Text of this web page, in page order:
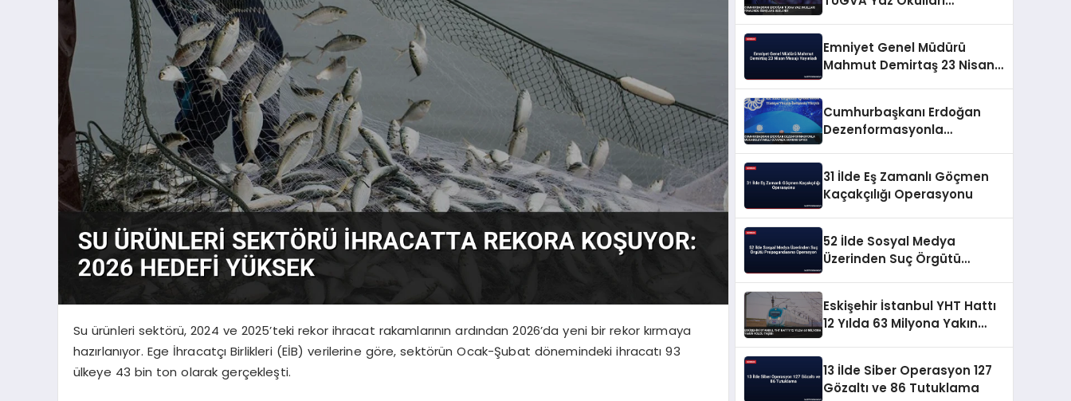
Su ürünleri sektörü, 2024 ve 2025’teki rekor ihracat rakamlarının ardından 2026’da yeni bir rekor kırmaya
hazırlanıyor. Ege İhracatçı Birlikleri (EİB) verilerine göre, sektörün Ocak-Şubat dönemindeki ihracatı 93
ülkeye 43 bin ton olarak gerçekleşti.
Emniyet Genel Müdürü
Mahmut Demirtaş 23 Nisan
Cumhurbaşkanı Erdoğan
Dezenformasyonla
31 İlde Eş Zamanlı Göçmen
Kaçakçılığı Operasyonu
52 İlde Sosyal Medya
Üzerinden Suç Örgütü
Eskişehir İstanbul YHT Hattı
12 Yılda 63 Milyona Yakın
13 İlde Siber Operasyon 127
Gözaltı ve 86 Tutuklama